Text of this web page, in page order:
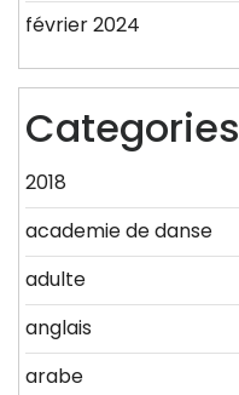
février 2024
Categories
2018
academie de danse
adulte
anglais
arabe